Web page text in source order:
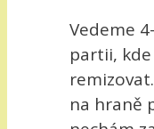
Vedeme
partii,
na hraně